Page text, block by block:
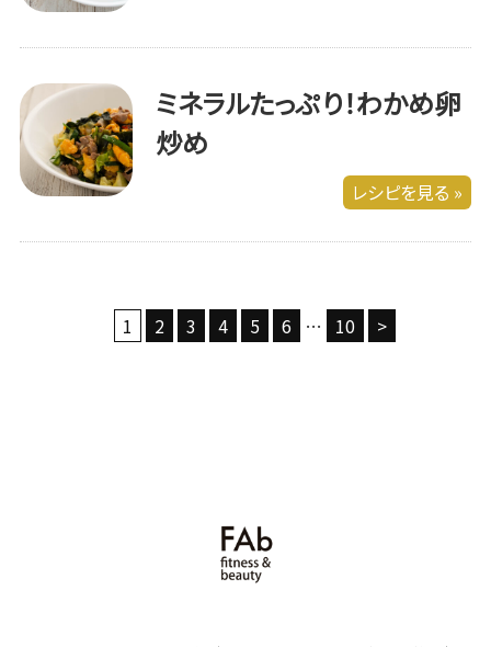
ミネラルたっぷり！わかめ卵
炒め
レシピを見る »
1 2 3 4 5 6 … 10 >